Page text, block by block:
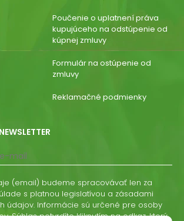
Poučenie o uplatnení práva
kupujúceho na odstúpenie od
kúpnej zmluvy
Formulár na ostúpenie od
zmluvy
Reklamačné podmienky
(email) budeme spracovávať len za
s platnou legislatívou a zásadami
údajov. Informácie sú určené pre osoby
Súhlas potvrdíte kliknutím na odkaz, ktorý